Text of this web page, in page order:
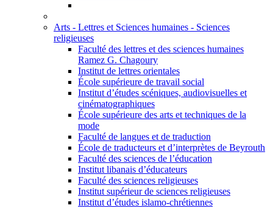
Arts - Lettres et Sciences humaines - Sciences
religieuses
Faculté des lettres et des sciences humaines
Ramez G. Chagoury
Institut de lettres orientales
École supérieure de travail social
Institut d’études scéniques, audiovisuelles et
cinématographiques
École supérieure des arts et techniques de la
mode
Faculté de langues et de traduction
École de traducteurs et d’interprètes de Beyrouth
Faculté des sciences de l’éducation
Institut libanais d’éducateurs
Faculté des sciences religieuses
Institut supérieur de sciences religieuses
Institut d’études islamo-chrétiennes